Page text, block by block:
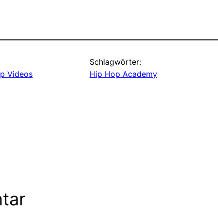
Videos
Schlagwörter:
Hip Hop Academy